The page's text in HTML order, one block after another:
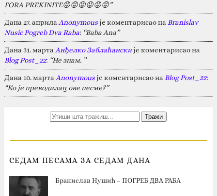
FORA PREKINITE😡😡😡😡😡😡”
Дана 27. априла Anonymousје коментарисао на Branislav
Nusic Pogreb Dva Raba: “Baba Ana”
Дана 31. марта Анђелко Заблаћанскије коментарисао на
Blog Post_22: “Не знам. ”
Дана 10. марта Anonymousје коментарисао на Blog Post_22:
“Ко је преводилац ове песме?”
СЕДАМ ПЕСАМА ЗА СЕДАМ ДАНА
Бранислав Нушић – ПОГРЕБ ДВА РАБА